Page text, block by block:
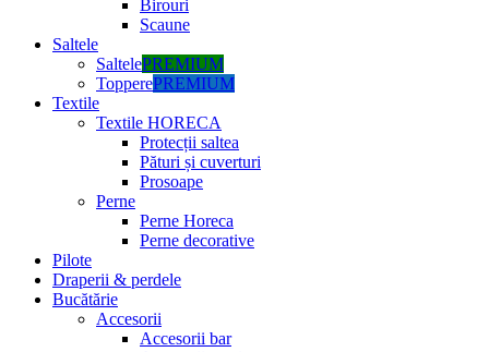
Birouri
Scaune
Saltele
SaltelePREMIUM
TopperePREMIUM
Textile
Textile HORECA
Protecții saltea
Pături și cuverturi
Prosoape
Perne
Perne Horeca
Perne decorative
Pilote
Draperii & perdele
Bucătărie
Accesorii
Accesorii bar